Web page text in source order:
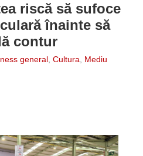
riscă să sufoce
înainte să
contur
general, Cultura, Mediu